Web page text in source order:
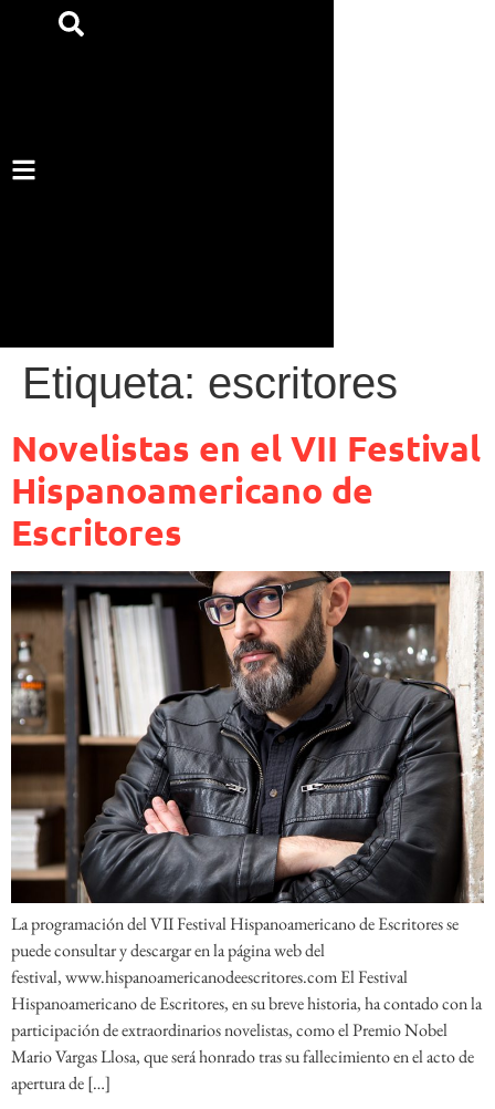
Etiqueta: escritores
Novelistas en el VII Festival
Hispanoamericano de
Escritores
La programación del VII Festival Hispanoamericano de Escritores se
puede consultar y descargar en la página web del
festival, www.hispanoamericanodeescritores.com El Festival
Hispanoamericano de Escritores, en su breve historia, ha contado con la
participación de extraordinarios novelistas, como el Premio Nobel
Mario Vargas Llosa, que será honrado tras su fallecimiento en el acto de
apertura de […]